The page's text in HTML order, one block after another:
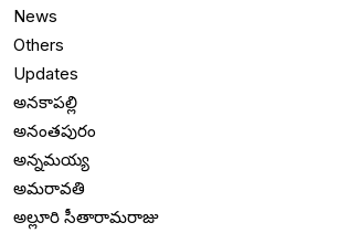
News
Others
Updates
అనకాపల్లి
అనంతపురం
అన్నమయ్య
అమరావతి
అల్లూరి సీతారామరాజు